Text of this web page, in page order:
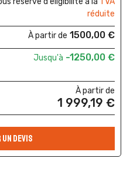
réduite
À partir de 1500,00 €
Jusqu'à -1250,00 €
À partir de
1 999,19 €
UN DEVIS